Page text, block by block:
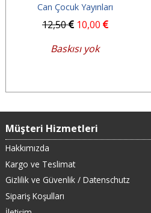
Can Çocuk Yayınları
12,50 10,00
Baskısı yok
Müşteri Hizmetleri
Hakkımızda
Kargo ve Teslimat
Gizlilik ve Güvenlik / Datenschutz
Sipariş Koşulları